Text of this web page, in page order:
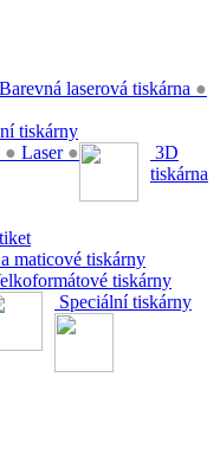
Barevná laserová tiskárna ●
tiskárny
● Laser ●
3D
tiskárna
maticové tiskárny
tiskárny
Speciální tiskárny